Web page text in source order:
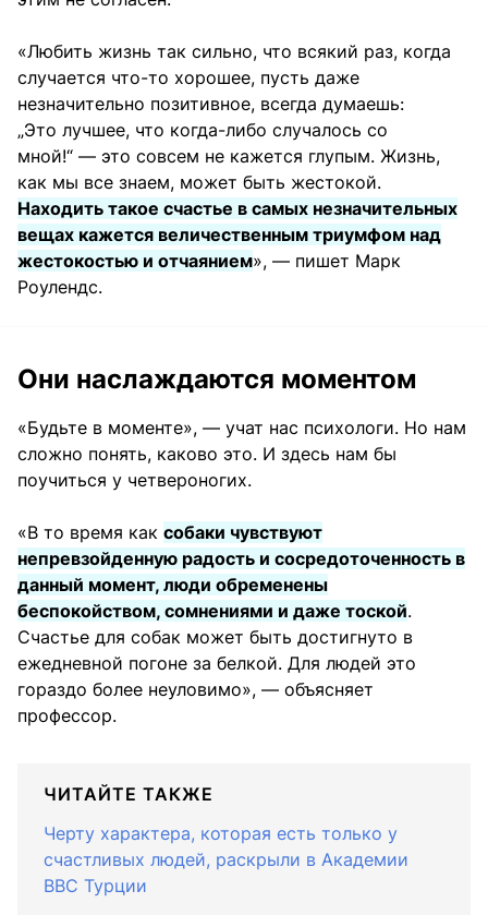
«Любить жизнь так сильно, что всякий раз, когда
случается что-то хорошее, пусть даже
незначительно позитивное, всегда думаешь:
„Это лучшее, что когда-либо случалось со
мной!“ — это совсем не кажется глупым. Жизнь,
как мы все знаем, может быть жестокой.
Находить такое счастье в самых незначительных
вещах кажется величественным триумфом над
жестокостью и отчаянием», — пишет Марк
Роулендс.
Они наслаждаются моментом
«Будьте в моменте», — учат нас психологи. Но нам
сложно понять, каково это. И здесь нам бы
поучиться у четвероногих.
«В то время как собаки чувствуют
непревзойденную радость и сосредоточенность в
данный момент, люди обременены
беспокойством, сомнениями и даже тоской.
Счастье для собак может быть достигнуто в
ежедневной погоне за белкой. Для людей это
гораздо более неуловимо», — объясняет
профессор.
ЧИТАЙТЕ ТАКЖЕ
Черту характера, которая есть только у
счастливых людей, раскрыли в Академии
ВВС Турции